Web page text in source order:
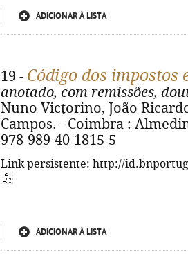
ADICIONAR À LISTA
19 - Código dos impostos
anotado, com remissões,
Nuno Victorino, João
Campos. - Coimbra :
978-989-40-1815-5
Link persistente: http://
ADICIONAR À LISTA